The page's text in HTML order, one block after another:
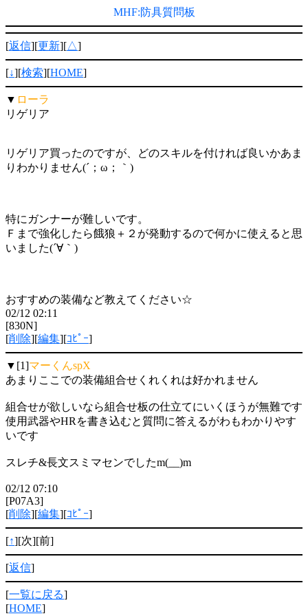
MHF:防具質問板
[返信][更新][△]
[↓][検索][HOME]
▼ ローラ
リゲリア
リゲリア買ったのですが、どのスキルを付ければ良いかあま
りわかりません(´；ω；｀)
特にガンナーが難しいです。
Ｆまで強化したら餓狼＋２が発動するので何かに使えると思
いました(´∀｀)
おすすめの装備など教えてください☆
02/12 02:11
[830N]
[削除][編集][ｺﾋﾟｰ]
▼[1]マーくんspX
あまりここでの装備組合せくれくれは好かれません
組合せが欲しいなら組合せ板の仕立てにいくほうが無難です
使用武器やHRを書き込むと質問に答えるがわもわかりやす
いです
スレチ&長文スミマセンでしたm(__)m
02/12 07:10
[P07A3]
[削除][編集][ｺﾋﾟｰ]
[↑][次][前]
[返信]
[一覧に戻る]
[HOME]